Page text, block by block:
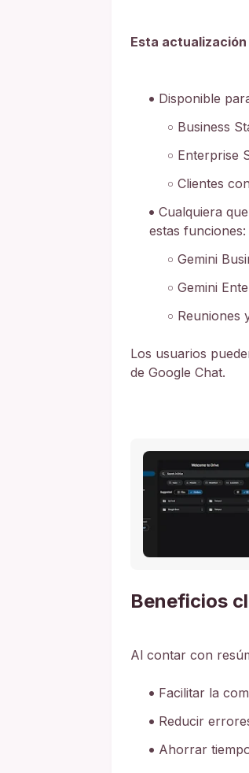
Esta
Disponible
Business
Enterprise
Clientes
Cualquiera
estas funciones:
Gemini
Gemini
Reuniones
Los usuarios
de Google Chat.
Beneficios
Al contar con
Facilitar la
Reducir
Ahorrar